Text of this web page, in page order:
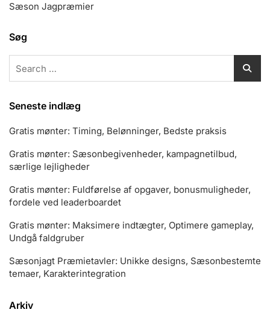
Sæson Jagpræmier
Søg
for:
Seneste indlæg
Gratis mønter: Timing, Belønninger, Bedste praksis
Gratis mønter: Sæsonbegivenheder, kampagnetilbud,
særlige lejligheder
Gratis mønter: Fuldførelse af opgaver, bonusmuligheder,
fordele ved leaderboardet
Gratis mønter: Maksimere indtægter, Optimere gameplay,
Undgå faldgruber
Sæsonjagt Præmietavler: Unikke designs, Sæsonbestemte
temaer, Karakterintegration
Arkiv